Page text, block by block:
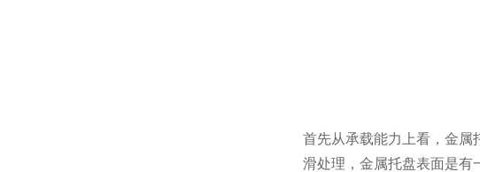
首先从承载能力上看，金
滑处理，金属托盘表面是